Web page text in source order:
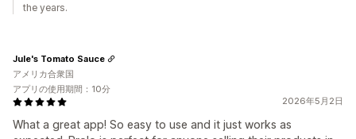
the years.
2026年5月2日
What a great app! So easy to use and it just works as
Jule's Tomato Sauce
アメリカ合衆国
アプリの使用期間：10分